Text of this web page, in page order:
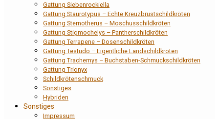
Gattung Siebenrockiella
Gattung Staurotypus – Echte Kreuzbrustschildkröten
Gattung Sternotherus – Moschusschildkröten
Gattung Stigmochelys – Pantherschildkröten
Gattung Terrapene – Dosenschildkröten
Gattung Testudo – Eigentliche Landschildkröten
Gattung Trachemys – Buchstaben-Schmuckschildkröten
Gattung Trionyx
Schildkrötenschmuck
Sonstiges
Hybriden
Sonstiges
Impressum